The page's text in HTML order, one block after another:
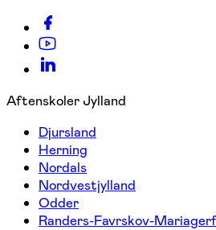
Aftenskoler Jylland
Djursland
Herning
Nordals
Nordvestjylland
Odder
Randers-Favrskov-